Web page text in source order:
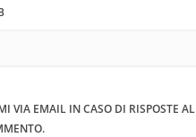
VIA EMAIL IN CASO DI RISPOSTE AL